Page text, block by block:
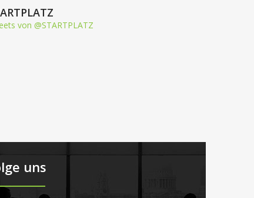
von @STARTPLATZ
uns